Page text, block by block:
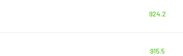
924.2
915.5